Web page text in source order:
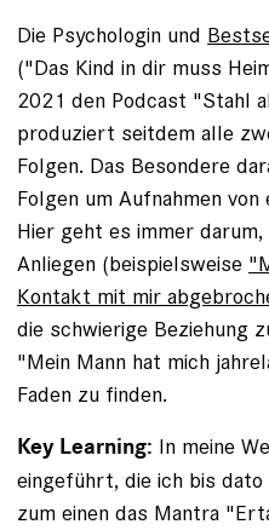
Die Psychologin und
("Das Kind in dir muss
2021 den Podcast "Stahl
produziert seitdem alle
Folgen. Das Besondere
Folgen um Aufnahmen
Hier geht es immer
Anliegen (beispielsweise
Kontakt mit mir
die schwierige Beziehung
"Mein Mann hat mich
Faden zu finden.
Key Learning: In meine
eingeführt, die ich bis
zum einen das Mantra